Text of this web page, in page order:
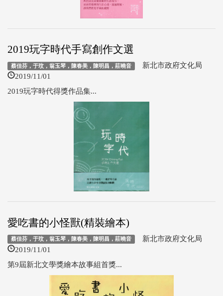
2019玩字時代手寫創作文選
蔡佳芬，于玟，翁玉琴，陳春美，陳明昌，莊曉音 新北市政府文化局
2019/11/01
2019玩字時代得獎作品集...
愛吃書的小怪獸(精裝繪本)
蔡佳芬，于玟，翁玉琴，陳春美，陳明昌，莊曉音 新北市政府文化局
2019/11/01
第9屆新北文學獎繪本故事組首獎...